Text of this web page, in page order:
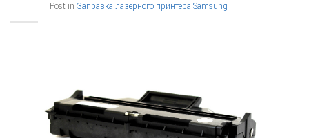
Post in Заправка лазерного принтера Samsung